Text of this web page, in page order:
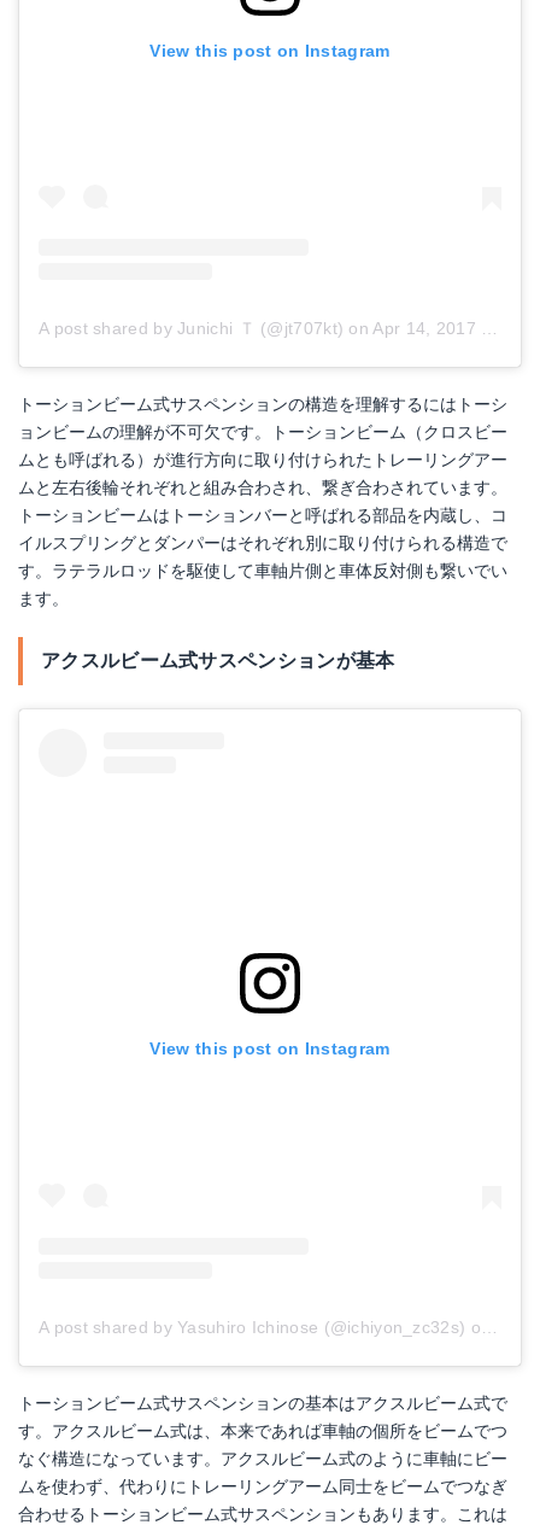
View this post on Instagram
A post shared by Junichi Ｔ (@jt707kt) onApr 14, 2017 at 3:09am PDT
トーションビーム式サスペンションの構造を理解するにはトーシ
ョンビームの理解が不可欠です。トーションビーム（クロスビー
ムとも呼ばれる）が進行方向に取り付けられたトレーリングアー
ムと左右後輪それぞれと組み合わされ、繋ぎ合わされています。
トーションビームはトーションバーと呼ばれる部品を内蔵し、コ
イルスプリングとダンパーはそれぞれ別に取り付けられる構造で
す。ラテラルロッドを駆使して車軸片側と車体反対側も繋いでい
ます。
アクスルビーム式サスペンションが基本
View this post on Instagram
A post shared by Yasuhiro Ichinose (@ichiyon_zc32s) on
トーションビーム式サスペンションの基本はアクスルビーム式で
す。アクスルビーム式は、本来であれば車軸の個所をビームでつ
なぐ構造になっています。アクスルビーム式のように車軸にビー
ムを使わず、代わりにトレーリングアーム同士をビームでつなぎ
合わせるトーションビーム式サスペンションもあります。これは